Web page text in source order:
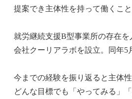
提案でき主体性を持って働くこと
就労継続支援B型事業所の存在
会社クーリアラボを設立。同年
今までの経験を振り返ると主体
どんな目標でも「やってみる」